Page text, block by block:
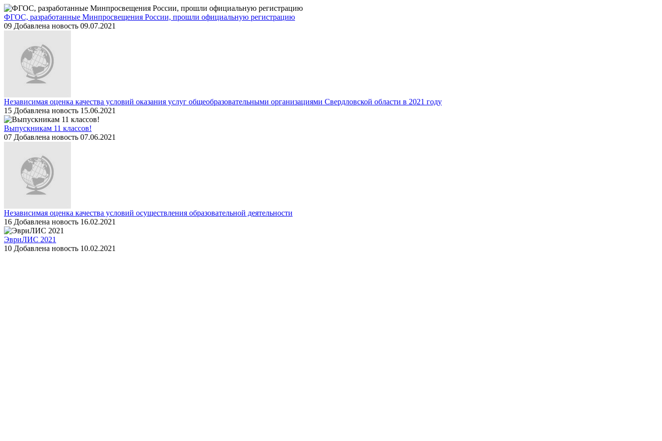
ФГОС, разработанные Минпросвещения России, прошли официальную регистрацию
09 Добавлена новость 09.07.2021
Независимая оценка качества условий оказания услуг общеобразовательными организациями Свердловской области в 2021 году
15 Добавлена новость 15.06.2021
Выпускникам 11 классов!
07 Добавлена новость 07.06.2021
Независимая оценка качества условий осуществления образовательной деятельности
16 Добавлена новость 16.02.2021
ЭвриЛИС 2021
10 Добавлена новость 10.02.2021